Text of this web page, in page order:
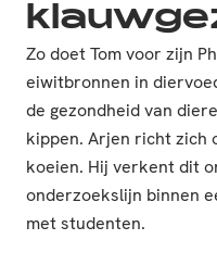
Zo doet Tom voor zijn
eiwitbronnen in
de gezondheid van
kippen. Arjen richt zich
koeien. Hij verkent dit
onderzoekslijn binnen
met studenten.